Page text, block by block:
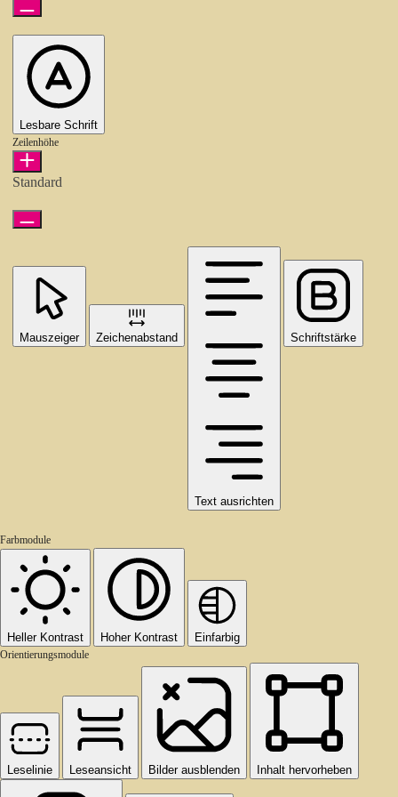
Lesbare Schrift
Zeilenhöhe
Standard
Mauszeiger Zeichenabstand
Text ausrichten
Schriftstärke
Farbmodule
Heller Kontrast Hoher Kontrast Einfarbig
Orientierungsmodule
Leselinie Leseansicht Bilder ausblenden Inhalt hervorheben